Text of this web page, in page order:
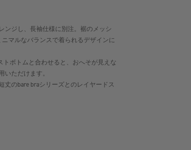
ンジし、長袖仕様に別注。裾のメッシ
マルなバランスで着られるデザインに
トボトムと合わせると、おへそが見えな
ただけます。
丈のbare braシリーズとのレイヤードス